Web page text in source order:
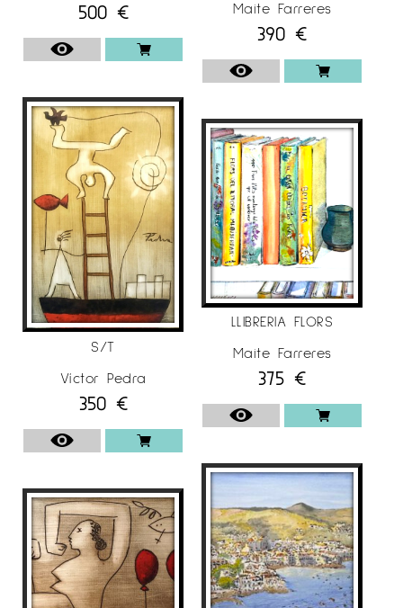
500 €
S/T
Víctor Pedra
350 €
Maite Farreres
390 €
LLIBRERIA FLORS
Maite Farreres
375 €